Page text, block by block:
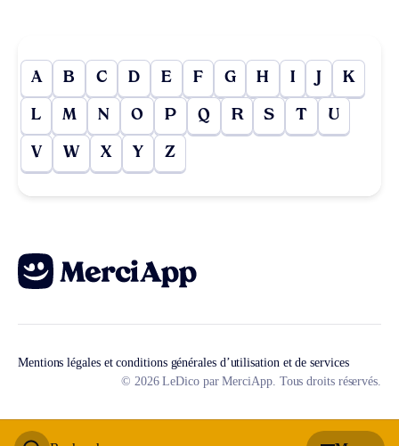
A B C D E F G H I J K
L M N O P Q R S T U
V W X Y Z
Mentions légales et conditions générales d’utilisation et de services
© 2026 LeDico par MerciApp. Tous droits réservés.